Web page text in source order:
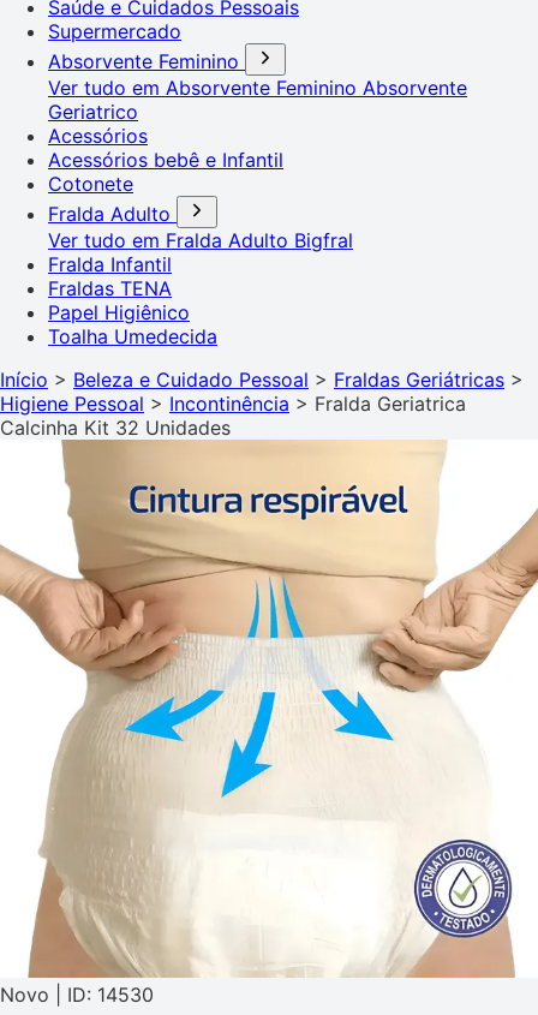
Saúde e Cuidados Pessoais
Supermercado
Absorvente Feminino
Ver tudo em Absorvente Feminino Absorvente
Geriatrico
Acessórios
Acessórios bebê e Infantil
Cotonete
Fralda Adulto
Ver tudo em Fralda Adulto Bigfral
Fralda Infantil
Fraldas TENA
Papel Higiênico
Toalha Umedecida
Início > Beleza e Cuidado Pessoal > Fraldas Geriátricas >
Higiene Pessoal > Incontinência > Fralda Geriatrica
Calcinha Kit 32 Unidades
Novo | ID: 14530